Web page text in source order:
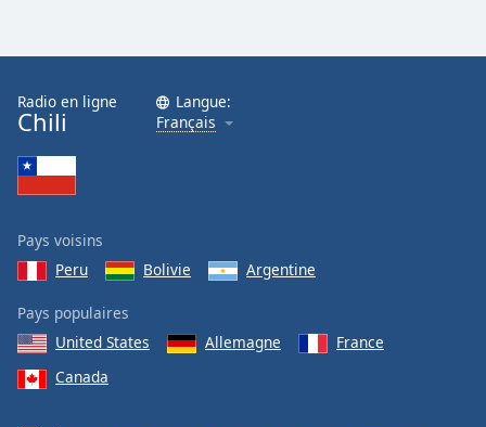
Radio en ligne
Chili
Langue:
Français
Pays voisins
Peru
Bolivie Argentine
Pays populaires
United States
Allemagne
France
Canada